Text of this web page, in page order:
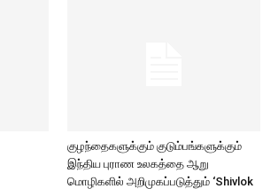
குழந்தைகளுக்கும் குடும்பங்களுக்கும்
இந்திய புராண உலகத்தை ஆறு
மொழிகளில் அறிமுகப்படுத்தும் ‘Shivlok